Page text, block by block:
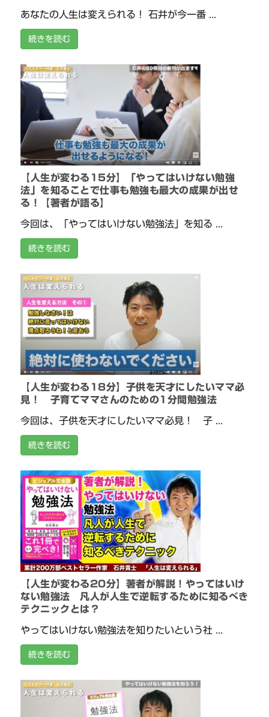
あなたの人生は変えられる！ 石井が今一番 ...
続きを読む
【人生が変わる15分】「やってはいけない勉強
法」を知ることで仕事も勉強も最大の成果が出せ
る！【著者が語る】
今回は、「やってはいけない勉強法」を知る ...
続きを読む
【人生が変わる18分】子供を天才にしたいママ必
見！ 子育てママさんのための1分間勉強法
今回は、子供を天才にしたいママ必見！ 子 ...
続きを読む
【人生が変わる20分】著者が解説！やってはいけ
ない勉強法 凡人が人生で逆転するために知るべき
テクニックとは？
やってはいけない勉強法を知りたいという社 ...
続きを読む